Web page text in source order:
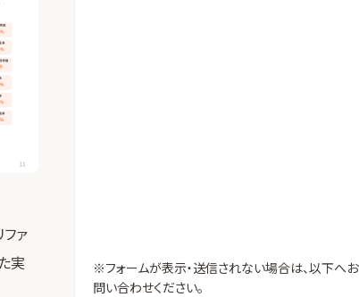
ァ
実
※フォームが表示・送信されない場合は、以下へお
問い合わせください。